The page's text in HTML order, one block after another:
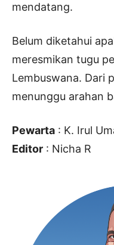
mendatang.
Belum diketahui
meresmikan tugu
Lembuswana. Dari
menunggu arahan
Pewarta : K. Irul
Editor : Nicha R